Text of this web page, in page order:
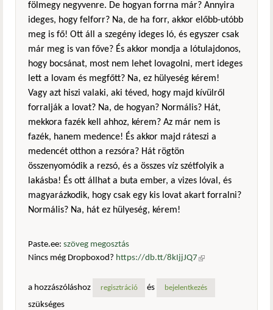
fölmegy negyvenre. De hogyan forrna már? Annyira
ideges, hogy felforr? Na, de ha forr, akkor előbb-utóbb
meg is fő! Ott áll a szegény ideges ló, és egyszer csak
már meg is van főve? És akkor mondja a lótulajdonos,
hogy bocsánat, most nem lehet lovagolni, mert ideges
lett a lovam és megfőtt? Na, ez hülyeség kérem!
Vagy azt hiszi valaki, aki téved, hogy majd kívülről
forralják a lovat? Na, de hogyan? Normális? Hát,
mekkora fazék kell ahhoz, kérem? Az már nem is
fazék, hanem medence! És akkor majd ráteszi a
medencét otthon a rezsóra? Hát rögtön
összenyomódik a rezsó, és a összes víz szétfolyik a
lakásba! És ott állhat a buta ember, a vizes lóval, és
magyarázkodik, hogy csak egy kis lovat akart forralni?
Normális? Na, hát ez hülyeség, kérem!
Paste.ee: szöveg megosztás
Nincs még Dropboxod? https://db.tt/8kIjjJQ7 (külső
a hozzászóláshoz
regisztráció és bejelentkezés
szükséges